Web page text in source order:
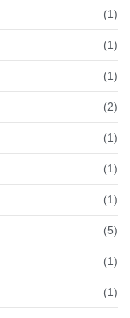
(1)
(1)
(1)
(2)
(1)
(1)
(1)
(5)
(1)
(1)